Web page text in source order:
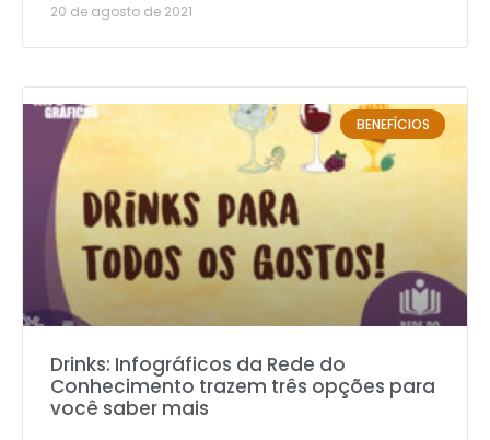
20 de agosto de 2021
BENEFÍCIOS
Drinks: Infográficos da Rede do
Conhecimento trazem três opções para
você saber mais